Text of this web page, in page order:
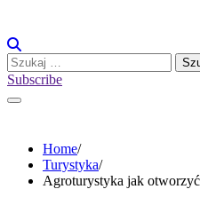
content
Szukaj:
Subscribe
Home
Turystyka
Agroturystyka jak